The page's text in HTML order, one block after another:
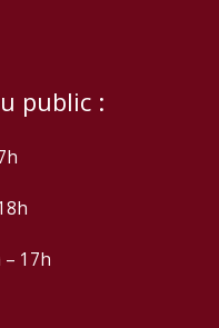
public :
17h